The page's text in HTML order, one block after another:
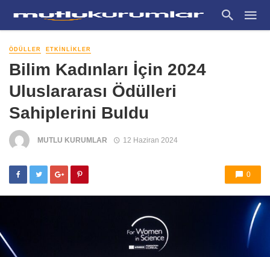
ÖDÜLLER ETKINLIKLER
Bilim Kadınları İçin 2024
Uluslararası Ödülleri
Sahiplerini Buldu
MUTLU KURUMLAR 12 Haziran 2024
0